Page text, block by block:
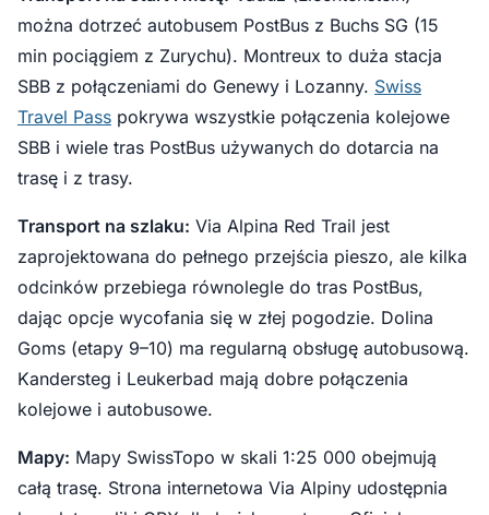
można dotrzeć autobusem PostBus z Buchs SG (15
min pociągiem z Zurychu). Montreux to duża stacja
SBB z połączeniami do Genewy i Lozanny. Swiss
Travel Pass pokrywa wszystkie połączenia kolejowe
SBB i wiele tras PostBus używanych do dotarcia na
trasę i z trasy.
Transport na szlaku: Via Alpina Red Trail jest
zaprojektowana do pełnego przejścia pieszo, ale kilka
odcinków przebiega równolegle do tras PostBus,
dając opcje wycofania się w złej pogodzie. Dolina
Goms (etapy 9–10) ma regularną obsługę autobusową.
Kandersteg i Leukerbad mają dobre połączenia
kolejowe i autobusowe.
Mapy: Mapy SwissTopo w skali 1:25 000 obejmują
całą trasę. Strona internetowa Via Alpiny udostępnia